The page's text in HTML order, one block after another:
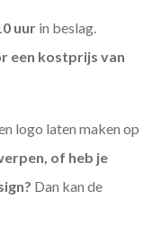
uur in beslag.
een kostprijs van
logo laten maken op
of heb je
Dan kan de